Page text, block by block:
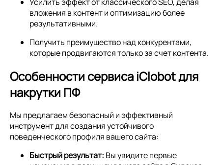
вложения в контент и оптимизацию более
результативными.
Получить преимущество над конкурентами,
которые продвигаются только за счет контента.
Особенности сервиса iClobot для
накрутки ПФ
Мы предлагаем безопасный и эффективный
инструмент для создания устойчивого
поведенческого профиля вашего сайта:
Быстрый результат: Вы увидите первые